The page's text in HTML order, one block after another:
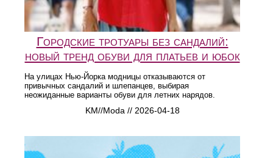
Городские тротуары без сандалий:
новый тренд обуви для платьев и юбок
На улицах Нью-Йорка модницы отказываются от
привычных сандалий и шлепанцев, выбирая
неожиданные варианты обуви для летних нарядов.
KM//Moda // 2026-04-18